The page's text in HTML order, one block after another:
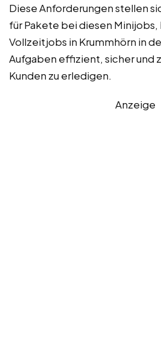
Diese Anforderungen stellen
für Pakete bei diesen
Vollzeitjobs in Krummhörn in
Aufgaben effizient, sicher und
Kunden zu erledigen.
Anzeige